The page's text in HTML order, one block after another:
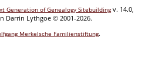
Generation of Genealogy Sitebuildingv. 14.0,
Darrin Lythgoe © 2001-2026.
Merkelsche Familienstiftung.